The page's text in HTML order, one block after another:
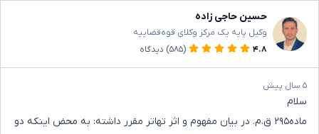
حسین حاجی زاده
وکیل پایه یک مرکز وکلای قوه‌قضاییه
۴.۸
(۵۸۵) دیدگاه
۵ سال پیش
سلام
ماده۲۹۵ ق.م. در بیان مفهوم و اثر تهاتر مقرر داشته: به محض اینکه دو